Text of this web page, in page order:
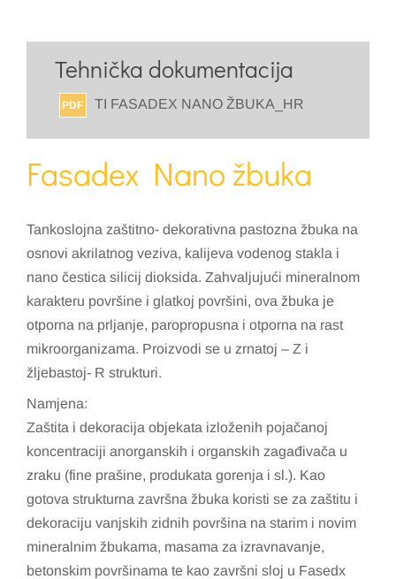
Tehnička dokumentacija
PDF TI FASADEX NANO ŽBUKA_HR
Fasadex Nano žbuka
Tankoslojna zaštitno- dekorativna pastozna žbuka na
osnovi akrilatnog veziva, kalijeva vodenog stakla i
nano čestica silicij dioksida. Zahvaljujući mineralnom
karakteru površine i glatkoj površini, ova žbuka je
otporna na prljanje, paropropusna i otporna na rast
mikroorganizama. Proizvodi se u zrnatoj – Z i
žljebastoj- R strukturi.
Namjena:
Zaštita i dekoracija objekata izloženih pojačanoj
koncentraciji anorganskih i organskih zagađivača u
zraku (fine prašine, produkata gorenja i sl.). Kao
gotova strukturna završna žbuka koristi se za zaštitu i
dekoraciju vanjskih zidnih površina na starim i novim
mineralnim žbukama, masama za izravnavanje,
betonskim površinama te kao završni sloj u Fasedx